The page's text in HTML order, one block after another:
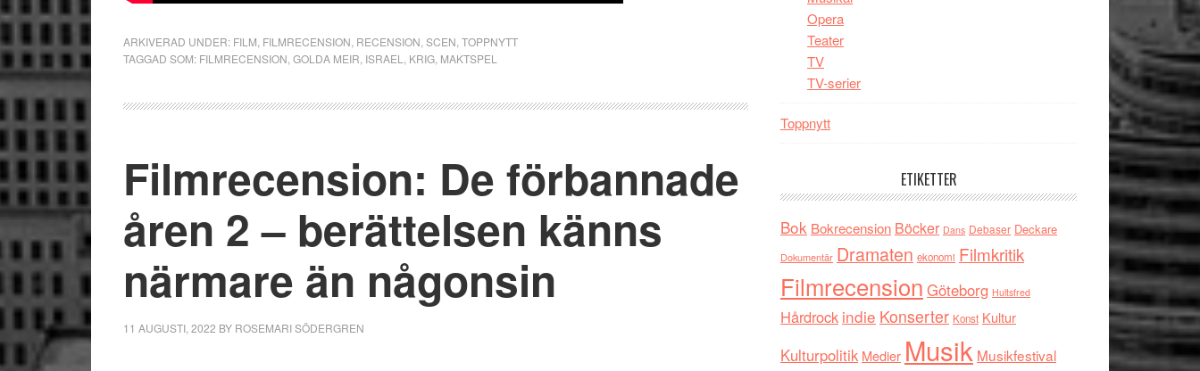
ARKIVERAD UNDER: FILM FILMRECENSION RECENSION SCEN TOPPNYTT
TAGGAD SOM: FILMRECENSION GOLDA MEIR ISRAEL KRIG MAKTSPEL
Filmrecension: De förbannade
åren 2 – berättelsen känns
närmare än någonsin
11 AUGUSTI, 2022 BY ROSEMARI SÖDERGREN
Opera
Teater
TV
TV-serier
Toppnytt
ETIKETTER
Bok Bokrecension Böcker Dans Debaser Deckare
Dokumentär Dramaten ekonomi Filmkritik
Filmrecension Göteborg Hultsfred
Hårdrock indie Konserter Konst Kultur
Kulturpolitik Medier Musik Musikfestival